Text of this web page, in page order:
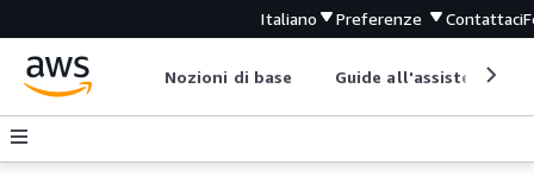
Italiano Preferenze Contattaci
Nozioni di base Guide all'assistenza